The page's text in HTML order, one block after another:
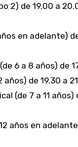
2) de 19.00 a
en adelante)
6 a 8 años) de
años) de 19.30 a
(de 7 a 11 años)
años en